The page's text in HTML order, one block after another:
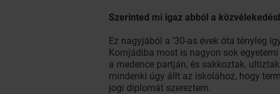
Szerinted mi igaz abból a
Ez nagyjából a ’30-as évek óta tényleg
Komjádiba most is nagyon sok
a medence partján, és sakkoztak,
mindenki úgy állt az iskolához, hogy
jogi diplomát szereztem.